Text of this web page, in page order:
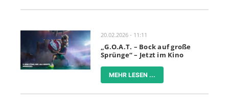
20.02.2026 - 11:11
„G.O.A.T. – Bock auf große
Sprünge“ – Jetzt im Kino
MEHR LESEN ...